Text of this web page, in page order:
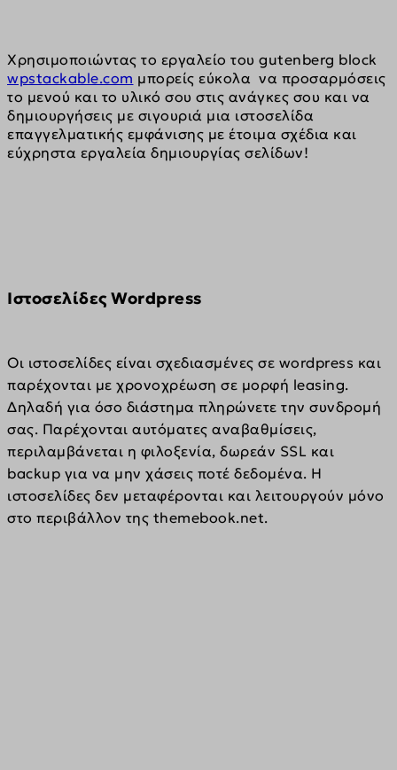
Χρησιμοποιώντας το εργαλείο του gutenberg block
wpstackable.com μπορείς εύκολα  να προσαρμόσεις
το μενού και το υλικό σου στις ανάγκες σου και να
δημιουργήσεις με σιγουριά μια ιστοσελίδα
επαγγελματικής εμφάνισης με έτοιμα σχέδια και
εύχρηστα εργαλεία δημιουργίας σελίδων!
Iστοσελίδες Wordpress
Οι ιστοσελίδες είναι σχεδιασμένες σε wordpress και
παρέχονται με χρονοχρέωση σε μορφή leasing.
Δηλαδή για όσο διάστημα πληρώνετε την συνδρομή
σας. Παρέχονται αυτόματες αναβαθμίσεις,
περιλαμβάνεται η φιλοξενία, δωρεάν SSL και
backup για να μην χάσεις ποτέ δεδομένα. H
ιστοσελίδες δεν μεταφέρονται και λειτουργούν μόνο
στο περιβάλλον της themebook.net.